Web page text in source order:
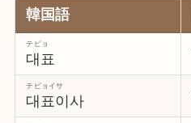
韓国語
대표
テピョ
대표이사
テピョイサ